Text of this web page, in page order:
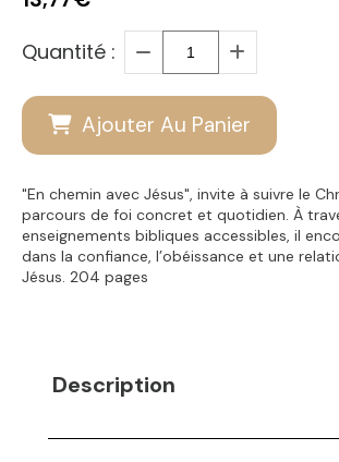
Quantité :
Ajouter Au Panier
"En chemin avec Jésus", invite à suivre le
parcours de foi concret et quotidien. À
enseignements bibliques accessibles, il
dans la confiance, l’obéissance et une
Jésus. 204 pages
Description